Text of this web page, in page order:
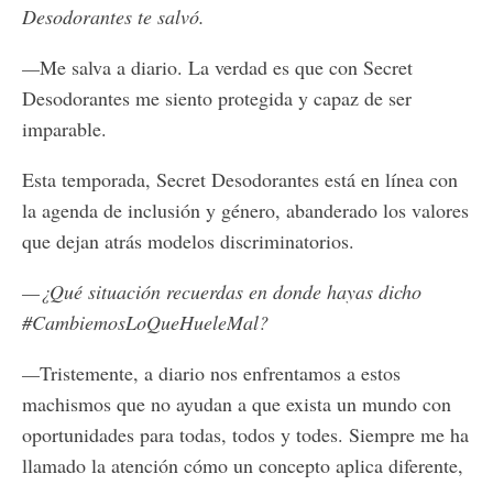
Desodorantes te salvó.
—Me salva a diario. La verdad es que con Secret
Desodorantes me siento protegida y capaz de ser
imparable.
Esta temporada, Secret Desodorantes está en línea con
la agenda de inclusión y género, abanderado los valores
que dejan atrás modelos discriminatorios.
—¿Qué situación recuerdas en donde hayas dicho
#CambiemosLoQueHueleMal?
—Tristemente, a diario nos enfrentamos a estos
machismos que no ayudan a que exista un mundo con
oportunidades para todas, todos y todes. Siempre me ha
llamado la atención cómo un concepto aplica diferente,